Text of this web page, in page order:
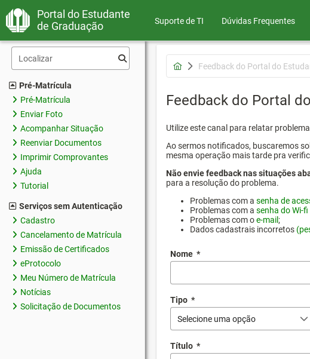
Portal do Estudante
de Graduação
Suporte de TI Dúvidas Frequentes
Pré-Matrícula
Pré-Matrícula
Enviar Foto
Acompanhar Situação
Reenviar Documentos
Imprimir Comprovantes
Ajuda
Tutorial
Serviços sem Autenticação
Cadastro
Cancelamento de Matrícula
Emissão de Certificados
eProtocolo
Meu Número de Matrícula
Notícias
Solicitação de Documentos
Feedback do Portal do
Feedback do Portal
Utilize este canal para relatar
Ao sermos notificados, buscaremos
mesma operação mais tarde pra
Não envie feedback nas situações
para a resolução do problema.
Problemas com a senha de
Problemas com a senha do Wi-fi
Problemas com oe-mail;
Dados cadastrais incorretos
Nome *
Tipo *
Selecione uma opção
Título *